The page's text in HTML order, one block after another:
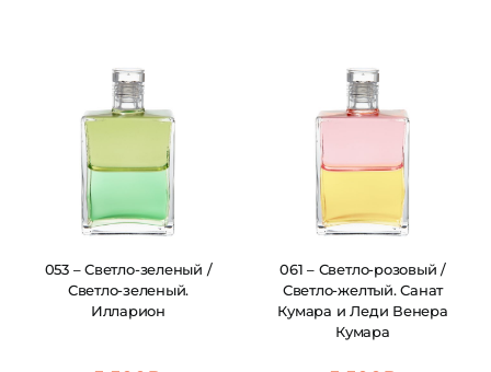
053 – Светло-зеленый /
Светло-зеленый.
Илларион
061 – Светло-розовый /
Светло-желтый. Санат
Кумара и Леди Венера
Кумара